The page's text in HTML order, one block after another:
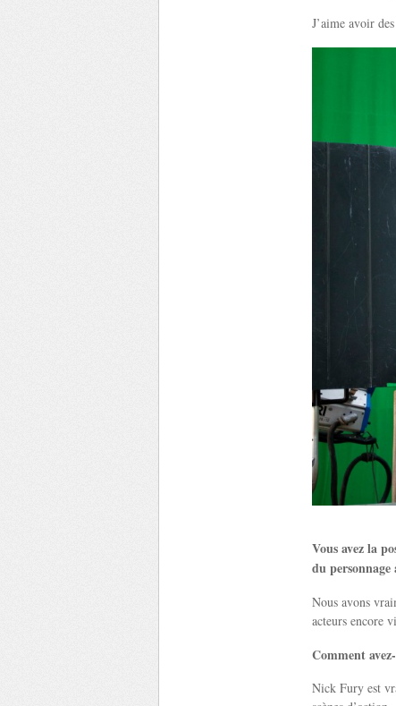
J’aime avoir
Vous avez la
du personnage
Nous avons
acteurs encore
Comment
Nick Fury est